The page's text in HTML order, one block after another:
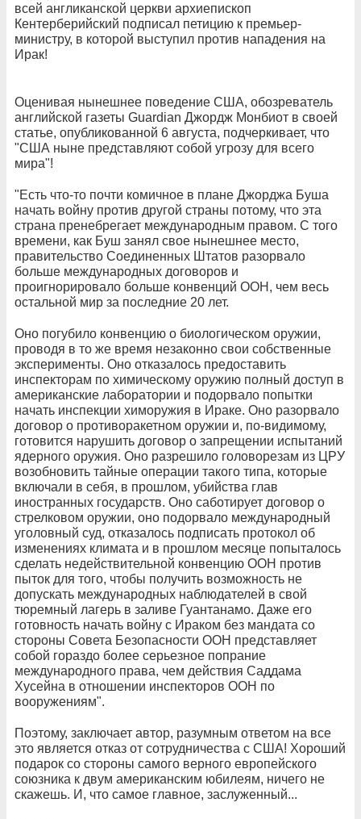
всей англиканской церкви архиепископ
Кентерберийский подписал петицию к премьер-
министру, в которой выступил против нападения на
Ирак!
Оценивая нынешнее поведение США, обозреватель
английской газеты Guardian Джордж Монбиот в своей
статье, опубликованной 6 августа, подчеркивает, что
"США ныне представляют собой угрозу для всего
мира"!
"Есть что-то почти комичное в плане Джорджа Буша
начать войну против другой страны потому, что эта
страна пренебрегает международным правом. С того
времени, как Буш занял свое нынешнее место,
правительство Соединенных Штатов разорвало
больше международных договоров и
проигнорировало больше конвенций ООН, чем весь
остальной мир за последние 20 лет.
Оно погубило конвенцию о биологическом оружии,
проводя в то же время незаконно свои собственные
эксперименты. Оно отказалось предоставить
инспекторам по химическому оружию полный доступ в
американские лаборатории и подорвало попытки
начать инспекции химоружия в Ираке. Оно разорвало
договор о противоракетном оружии и, по-видимому,
готовится нарушить договор о запрещении испытаний
ядерного оружия. Оно разрешило головорезам из ЦРУ
возобновить тайные операции такого типа, которые
включали в себя, в прошлом, убийства глав
иностранных государств. Оно саботирует договор о
стрелковом оружии, оно подорвало международный
уголовный суд, отказалось подписать протокол об
изменениях климата и в прошлом месяце попыталось
сделать недействительной конвенцию ООН против
пыток для того, чтобы получить возможность не
допускать международных наблюдателей в свой
тюремный лагерь в заливе Гуантанамо. Даже его
готовность начать войну с Ираком без мандата со
стороны Совета Безопасности ООН представляет
собой гораздо более серьезное попрание
международного права, чем действия Саддама
Хусейна в отношении инспекторов ООН по
вооружениям".
Поэтому, заключает автор, разумным ответом на все
это является отказ от сотрудничества с США! Хороший
подарок со стороны самого верного европейского
союзника к двум американским юбилеям, ничего не
скажешь. И, что самое главное, заслуженный...